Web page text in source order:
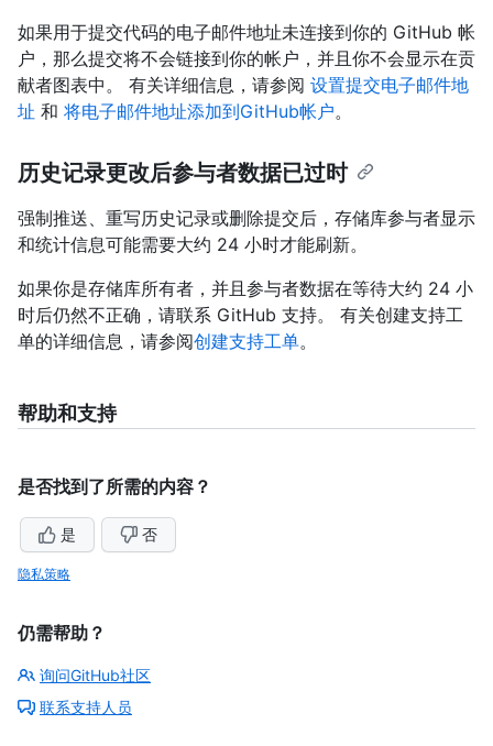
如果用于提交代码的电子邮件地址未连接到你的 GitHub 帐
户，那么提交将不会链接到你的帐户，并且你不会显示在贡
献者图表中。 有关详细信息，请参阅 设置提交电子邮件地
址 和 将电子邮件地址添加到GitHub帐户。
历史记录更改后参与者数据已过时
强制推送、重写历史记录或删除提交后，存储库参与者显示
和统计信息可能需要大约 24 小时才能刷新。
如果你是存储库所有者，并且参与者数据在等待大约 24 小
时后仍然不正确，请联系 GitHub 支持。 有关创建支持工
单的详细信息，请参阅创建支持工单。
帮助和支持
是否找到了所需的内容？
是 否
隐私策略
仍需帮助？
询问GitHub社区
联系支持人员